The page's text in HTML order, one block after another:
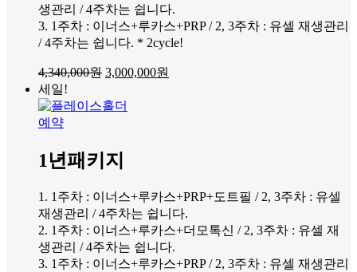
생관리 / 4주차는 쉽니다.
3. 1주차 : 이너스+루카스+PRP / 2, 3주차 : 유셀 재생관리
/ 4주차는 쉽니다. * 2cycle!
4,340,000원 3,000,000원
세일!
예약
1년패키지
1. 1주차 : 이너스+루카스+PRP+도트필 / 2, 3주차 : 유셀
재생관리 / 4주차는 쉽니다.
2. 1주차 : 이너스+루카스+더모톡신 / 2, 3주차 : 유셀 재
생관리 / 4주차는 쉽니다.
3. 1주차 : 이너스+루카스+PRP / 2, 3주차 : 유셀 재생관리